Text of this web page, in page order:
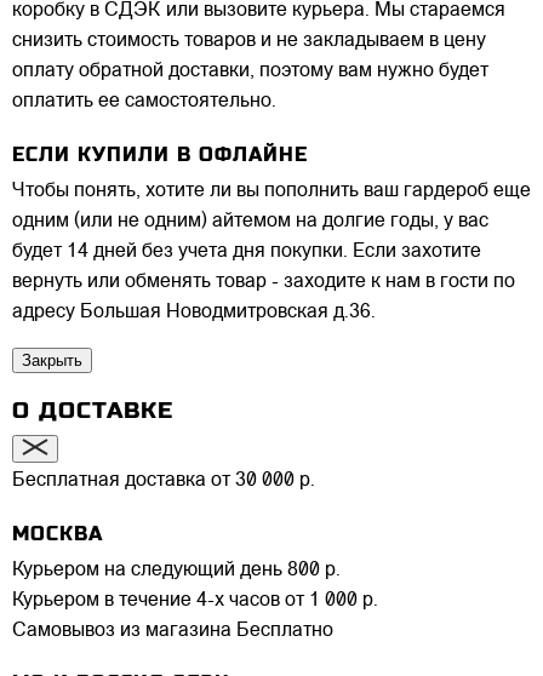
коробку в СДЭК или вызовите курьера. Мы стараемся
снизить стоимость товаров и не закладываем в цену
оплату обратной доставки, поэтому вам нужно будет
оплатить ее самостоятельно.
ЕСЛИ КУПИЛИ В ОФЛАЙНЕ
Чтобы понять, хотите ли вы пополнить ваш гардероб еще
одним (или не одним) айтемом на долгие годы, у вас
будет 14 дней без учета дня покупки. Если захотите
вернуть или обменять товар - заходите к нам в гости по
адресу Большая Новодмитровская д.36.
Закрыть
О ДОСТАВКЕ
Бесплатная доставка от 30 000 р.
МОСКВА
Курьером на следующий день 800 р.
Курьером в течение 4-х часов от 1 000 р.
Самовывоз из магазина Бесплатно